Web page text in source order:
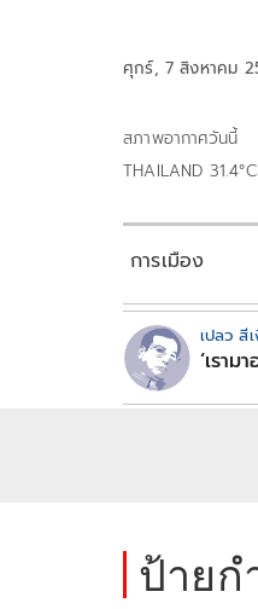
ศุกร์, 7 สิงหาคม
สภาพอากาศวันนี้
THAILAND
การเมือง
เปลว สี
‘เราม
ป้ายก